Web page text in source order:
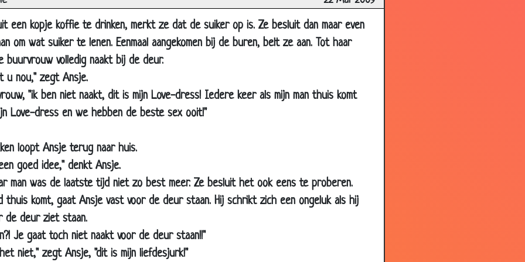
een kopje koffie te drinken, merkt ze dat de suiker op is. Ze besluit dan maar even
om wat suiker te lenen. Eenmaal aangekomen bij de buren, belt ze aan. Tot haar
volledig naakt bij de deur.
u nou," zegt Ansje.
"ik ben niet naakt, dit is mijn Love-dress! Iedere keer als mijn man thuis komt
Love-dress en we hebben de beste sex ooit!"
loopt Ansje terug naar huis.
goed idee," denkt Ansje.
man was de laatste tijd niet zo best meer. Ze besluit het ook eens te proberen.
thuis komt, gaat Ansje vast voor de deur staan. Hij schrikt zich een ongeluk als hij
de deur ziet staan.
Je gaat toch niet naakt voor de deur staan!!"
niet," zegt Ansje, "dit is mijn liefdesjurk!"
3.53
3.74
3.71
vast
houden vrouwen van katten ?
jaar geleden
3.75
ervandoor
2.97
het werk